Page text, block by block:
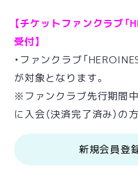
【チケットファンクラブ「
受付】
・ファンクラブ「
が対象となります。
※ファンクラブ先行期間中
に入会（決済完了済み）の
新規会員登